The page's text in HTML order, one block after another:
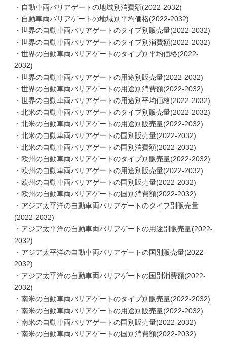
・自動車両バリアゲートの地域別消費額(2022-2032)
・自動車両バリアゲートの地域別平均価格(2022-2032)
・世界の自動車両バリアゲートのタイプ別販売量(2022-2032)
・世界の自動車両バリアゲートのタイプ別消費額(2022-2032)
・世界の自動車両バリアゲートのタイプ別平均価格(2022-
2032)
・世界の自動車両バリアゲートの用途別販売量(2022-2032)
・世界の自動車両バリアゲートの用途別消費額(2022-2032)
・世界の自動車両バリアゲートの用途別平均価格(2022-2032)
・北米の自動車両バリアゲートのタイプ別販売量(2022-2032)
・北米の自動車両バリアゲートの用途別販売量(2022-2032)
・北米の自動車両バリアゲートの国別販売量(2022-2032)
・北米の自動車両バリアゲートの国別消費額(2022-2032)
・欧州の自動車両バリアゲートのタイプ別販売量(2022-2032)
・欧州の自動車両バリアゲートの用途別販売量(2022-2032)
・欧州の自動車両バリアゲートの国別販売量(2022-2032)
・欧州の自動車両バリアゲートの国別消費額(2022-2032)
・アジア太平洋の自動車両バリアゲートのタイプ別販売量
(2022-2032)
・アジア太平洋の自動車両バリアゲートの用途別販売量(2022-
2032)
・アジア太平洋の自動車両バリアゲートの国別販売量(2022-
2032)
・アジア太平洋の自動車両バリアゲートの国別消費額(2022-
2032)
・南米の自動車両バリアゲートのタイプ別販売量(2022-2032)
・南米の自動車両バリアゲートの用途別販売量(2022-2032)
・南米の自動車両バリアゲートの国別販売量(2022-2032)
・南米の自動車両バリアゲートの国別消費額(2022-2032)